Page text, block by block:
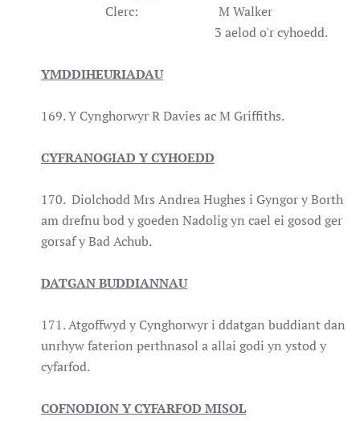
Clerc: M Walker
3 aelod o'r cyhoedd.
YMDDIHEURIADAU
169. Y Cynghorwyr R Davies ac M Griffiths.
CYFRANOGIAD Y CYHOEDD
170. Diolchodd Mrs Andrea Hughes i Gyngor y Borth
am drefnu bod y goeden Nadolig yn cael ei gosod ger
gorsaf y Bad Achub.
DATGAN BUDDIANNAU
171. Atgoffwyd y Cynghorwyr i ddatgan buddiant dan
unrhyw faterion perthnasol a allai godi yn ystod y
cyfarfod.
COFNODION Y CYFARFOD MISOL